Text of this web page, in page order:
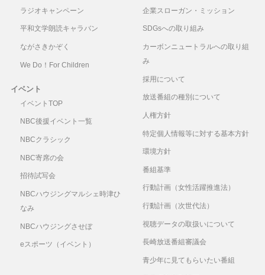
ラジオキャンペーン
平和文学朗読キャラバン
ながさきかぞく
We Do！For Children
イベント
イベントTOP
NBC後援イベント一覧
NBCクラシック
NBC寄席の会
招待試写会
NBCハウジングマルシェ時津ひ
なみ
NBCハウジングさせぼ
eスポーツ（イベント）
企業スローガン・ミッション
SDGsへの取り組み
カーボンニュートラルへの取り組
み
採用について
放送番組の種別について
人権方針
特定個人情報等に対する基本方針
環境方針
番組基準
行動計画（女性活躍推進法）
行動計画（次世代法）
視聴データの取扱いについて
長崎放送番組審議会
青少年に見てもらいたい番組